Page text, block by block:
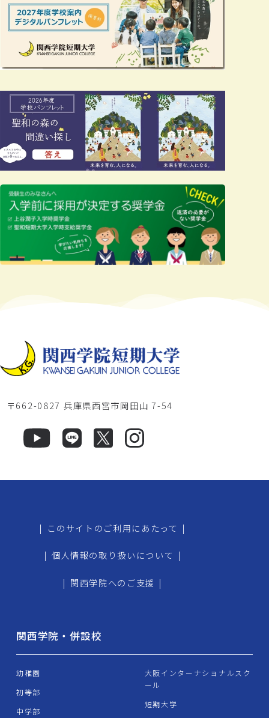
〒662-0827 兵庫県西宮市岡田山 7-54
| このサイトのご利用にあたって |
| 個人情報の取り扱いについて |
| 関西学院へのご支援 |
関西学院・併設校
幼稚園
初等部
中学部
大阪インターナショナルスク
ール
短期大学